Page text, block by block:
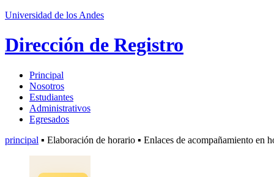
Universidad de los Andes
Dirección de Registro
Principal
Nosotros
Estudiantes
Administrativos
Egresados
principal ▪ Elaboración de horario ▪ Enlaces de acompañamiento en